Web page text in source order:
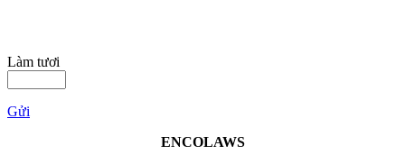
Làm tươi
Gửi
ENCOLAWS